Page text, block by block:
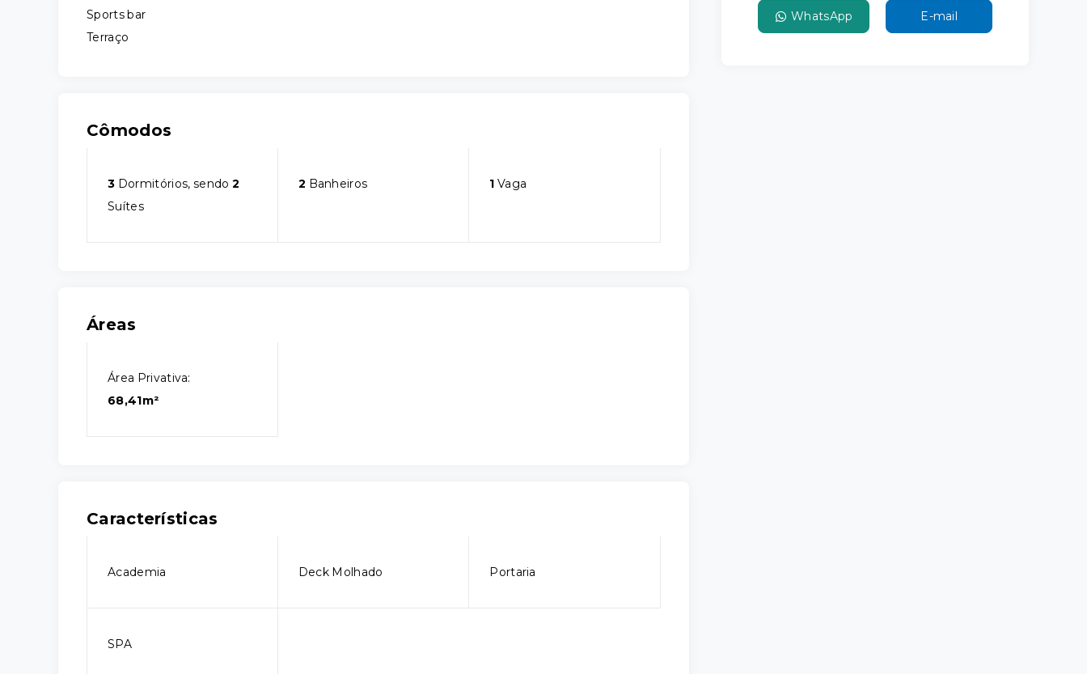
Sports bar
Terraço
Cômodos
3 Dormitórios, sendo2
Suítes
2 Banheiros 1 Vaga
Áreas
Área Privativa:
68,41m²
Características
Academia Deck Molhado Portaria
SPA
WhatsApp E-mail